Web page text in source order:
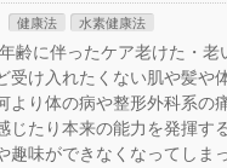
健康法 水素健康法
齢に伴ったケア老けた・老
受け入れたくない肌や髪や
より体の病や整形外科系の
じたり本来の能力を発揮す
趣味ができなくなってしま